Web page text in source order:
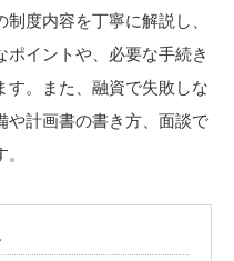
度内容を丁寧に解説し、
イントや、必要な手続き
す。また、融資で失敗しな
や計画書の書き方、面談で